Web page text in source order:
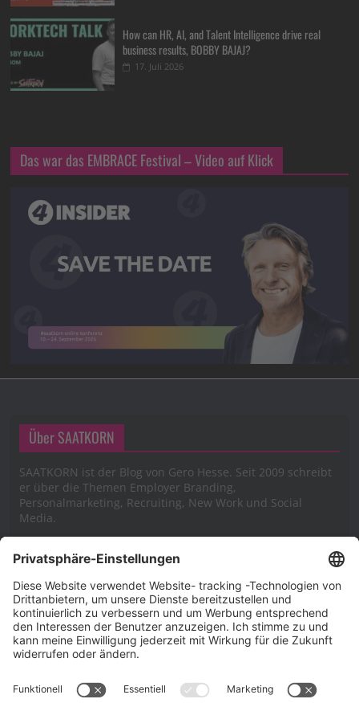
How can HR, AI, and Talent Intelligence drive real
business results, BOBBY BAJAJ?
17. Juli 2026
Das war das EMBRACE Festival – Video auf Klick
Über SAATKORN
SAATKORN ist der Blog von Gero Hesse. Seit 2009 schreibt
er über die Themen Employer Branding,
Personalmarketing, Recruiting, New Work und Social
Media.
Impressum
Impressum
Cookie-Richtlinie (EU)